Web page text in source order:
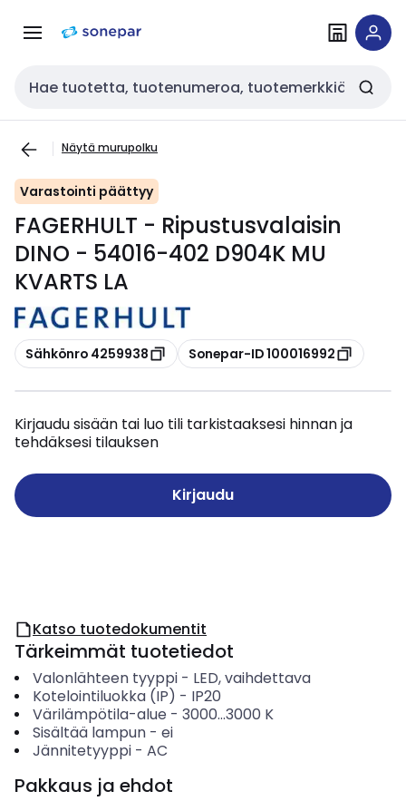
navigointiinsisältöön
Haku
Näytä murupolku
Varastointi päättyy
FAGERHULT - Ripustusvalaisin
DINO - 54016-402 D904K MU
KVARTS LA
Kopioi
Sähkönro 4259938 Kopioi
Sonepar-ID 100016992
Kirjaudu sisään tai luo tili tarkistaaksesi hinnan ja
tehdäksesi tilauksen
Kirjaudu
Katso tuotedokumentit
Tärkeimmät tuotetiedot
Valonlähteen tyyppi- LED, vaihdettava
Kotelointiluokka (IP) - IP20
Värilämpötila-alue - 3000...3000 K
Sisältää lampun- ei
Jännitetyyppi- AC
Pakkaus ja ehdot